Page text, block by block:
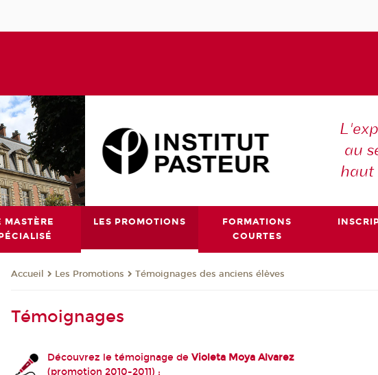
au
haut
MASTÈRE
LES PROMOTIONS
FORMATIONS
COURTES
Accueil Les Promotions Témoignages des anciens élèves
Témoignages
Découvrez le témoignage deVioleta Moya Alvarez
(promotion 2010-2011) :